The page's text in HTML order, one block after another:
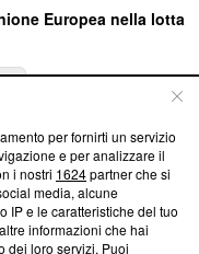
Europea nella lotta
su Blasting
come ci impegniamo a
nostra aderenza a
News non è
richiesto di farne
per fornirti un servizio
e per analizzare il
i nostri 1624partner che si
media, alcune
IP e le caratteristiche del tuo
informazioni che hai
dei loro servizi. Puoi